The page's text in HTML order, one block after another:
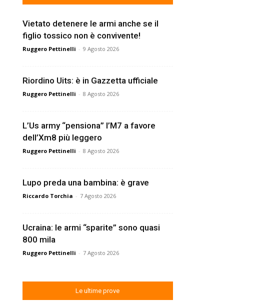
Vietato detenere le armi anche se il
figlio tossico non è convivente!
Ruggero Pettinelli - 9 Agosto 2026
Riordino Uits: è in Gazzetta ufficiale
Ruggero Pettinelli - 8 Agosto 2026
L’Us army “pensiona” l’M7 a favore
dell’Xm8 più leggero
Ruggero Pettinelli - 8 Agosto 2026
Lupo preda una bambina: è grave
Riccardo Torchia - 7 Agosto 2026
Ucraina: le armi “sparite” sono quasi
800 mila
Ruggero Pettinelli - 7 Agosto 2026
Le ultime prove